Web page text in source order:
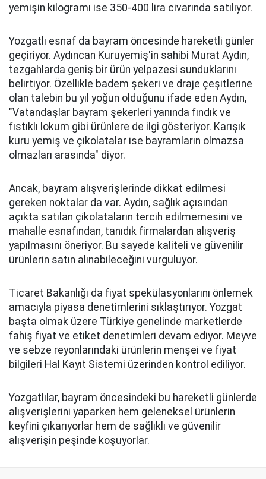
yemişin kilogramı ise 350-400 lira civarında satılıyor.
Yozgatlı esnaf da bayram öncesinde hareketli günler
geçiriyor. Aydıncan Kuruyemiş'in sahibi Murat Aydın,
tezgahlarda geniş bir ürün yelpazesi sunduklarını
belirtiyor. Özellikle badem şekeri ve draje çeşitlerine
olan talebin bu yıl yoğun olduğunu ifade eden Aydın,
"Vatandaşlar bayram şekerleri yanında fındık ve
fıstıklı lokum gibi ürünlere de ilgi gösteriyor. Karışık
kuru yemiş ve çikolatalar ise bayramların olmazsa
olmazları arasında" diyor.
Ancak, bayram alışverişlerinde dikkat edilmesi
gereken noktalar da var. Aydın, sağlık açısından
açıkta satılan çikolataların tercih edilmemesini ve
mahalle esnafından, tanıdık firmalardan alışveriş
yapılmasını öneriyor. Bu sayede kaliteli ve güvenilir
ürünlerin satın alınabileceğini vurguluyor.
Ticaret Bakanlığı da fiyat spekülasyonlarını önlemek
amacıyla piyasa denetimlerini sıklaştırıyor. Yozgat
başta olmak üzere Türkiye genelinde marketlerde
fahiş fiyat ve etiket denetimleri devam ediyor. Meyve
ve sebze reyonlarındaki ürünlerin menşei ve fiyat
bilgileri Hal Kayıt Sistemi üzerinden kontrol ediliyor.
Yozgatlılar, bayram öncesindeki bu hareketli günlerde
alışverişlerini yaparken hem geleneksel ürünlerin
keyfini çıkarıyorlar hem de sağlıklı ve güvenilir
alışverişin peşinde koşuyorlar.